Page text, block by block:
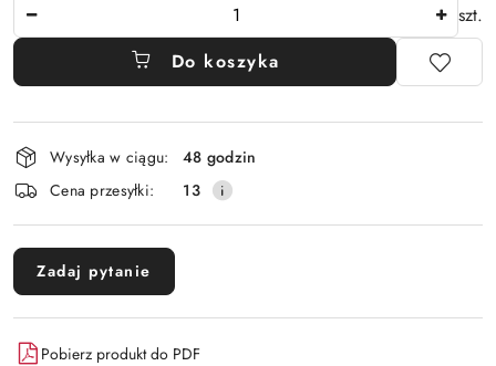
szt.
Do koszyka
Dostępność
i
dostawa
Wysyłka w ciągu:
48 godzin
Cena przesyłki:
13
Zadaj pytanie
Pobierz produkt do PDF